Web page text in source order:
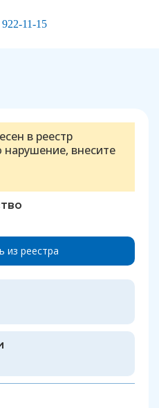
11-15
в реестр
нарушение, внесите
из реестра